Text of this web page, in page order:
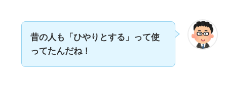
昔の人も「ひやりとする」って使
ってたんだね！